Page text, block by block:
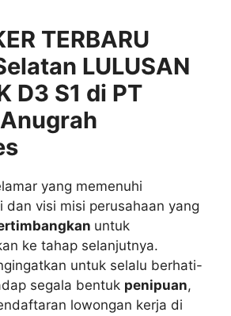
TERBARU
LULUSAN
D3 S1 di PT
yang memenuhi
dan visi misi perusahaan yang
untuk
ke tahap selanjutnya.
untuk selalu berhati-
segala bentuk penipuan,
lowongan kerja di